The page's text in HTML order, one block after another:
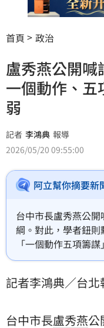
首頁 政治
盧秀燕公開
一個動作、五
弱
記者 李鴻典 報導
2026/05/20 09:55:00
阿立幫你摘要新
台中市長盧秀燕公
綱。對此，學者鈕
「一個動作五項籌
抖，或許仍得讓自
勢。
記者李鴻典／台北
台中市長盧秀燕公